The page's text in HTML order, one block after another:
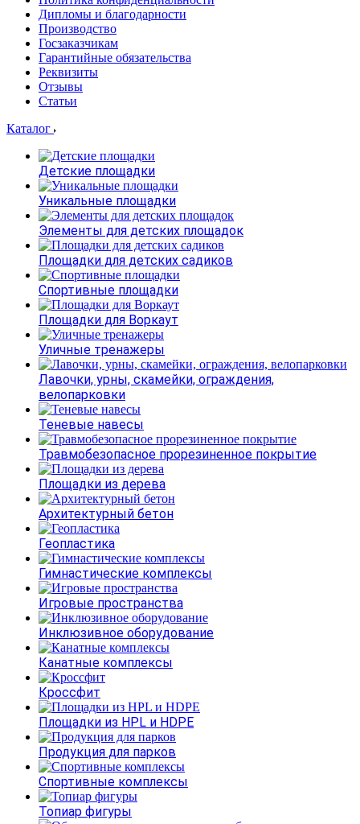
Дипломы и благодарности
Производство
Госзаказчикам
Гарантийные обязательства
Реквизиты
Отзывы
Статьи
Каталог
Детские площадки
Уникальные площадки
Элементы для детских площадок
Площадки для детских садиков
Спортивные площадки
Площадки для Воркаут
Уличные тренажеры
Лавочки, урны, скамейки, ограждения,
велопарковки
Теневые навесы
Травмобезопасное прорезиненное покрытие
Площадки из дерева
Архитектурный бетон
Геопластика
Гимнастические комплексы
Игровые пространства
Инклюзивное оборудование
Канатные комплексы
Кроссфит
Площадки из HPL и HDPE
Продукция для парков
Спортивные комплексы
Топиар фигуры